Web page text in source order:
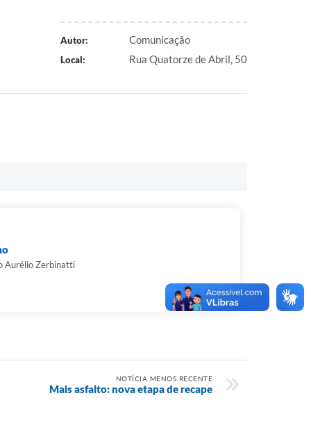
Autor: Comunicação
Local: Rua Quatorze de Abril, 50
Aurélio Zerbinatti
NOTÍCIA MENOS RECENTE
Mais asfalto: nova etapa de recape